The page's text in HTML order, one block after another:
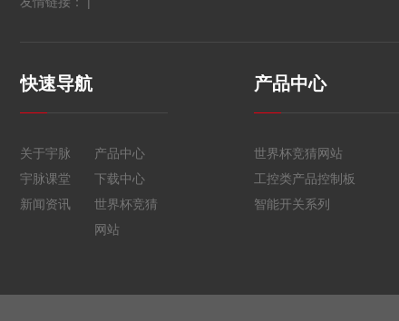
快速导航
关于宇脉
产品中心
宇脉课堂
下载中心
新闻资讯
世界杯竞猜
网站
产品中心
世界杯竞猜网站
工控类产品控制板
智能开关系列